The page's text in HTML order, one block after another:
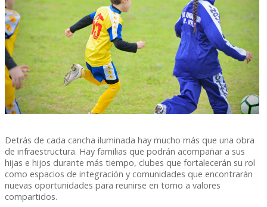
Detrás de cada cancha iluminada hay mucho más que una obra
de infraestructura. Hay familias que podrán acompañar a sus
hijas e hijos durante más tiempo, clubes que fortalecerán su rol
como espacios de integración y comunidades que encontrarán
nuevas oportunidades para reunirse en torno a valores
compartidos.